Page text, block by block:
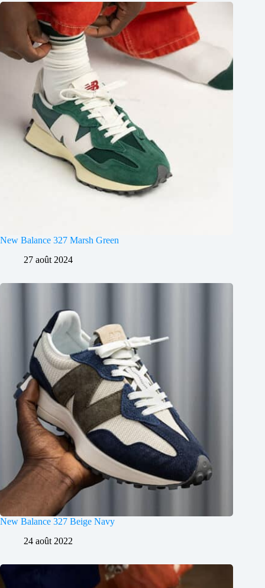
New Balance 327 Marsh Green
27 août 2024
New Balance 327 Beige Navy
24 août 2022